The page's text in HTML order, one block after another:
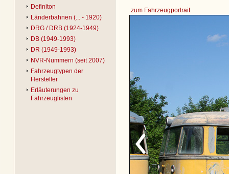
Definiton
Länderbahnen (... - 1920)
DRG / DRB (1924-1949)
DB (1949-1993)
DR (1949-1993)
NVR-Nummern (seit 2007)
Fahrzeugtypen der
Hersteller
Erläuterungen zu
Fahrzeuglisten
zum Fahrzeugportrait